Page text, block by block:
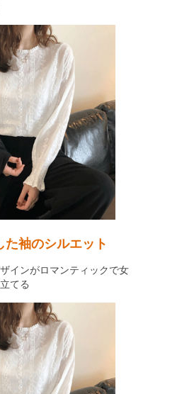
た袖のシルエット
インがロマンティックで女
てる